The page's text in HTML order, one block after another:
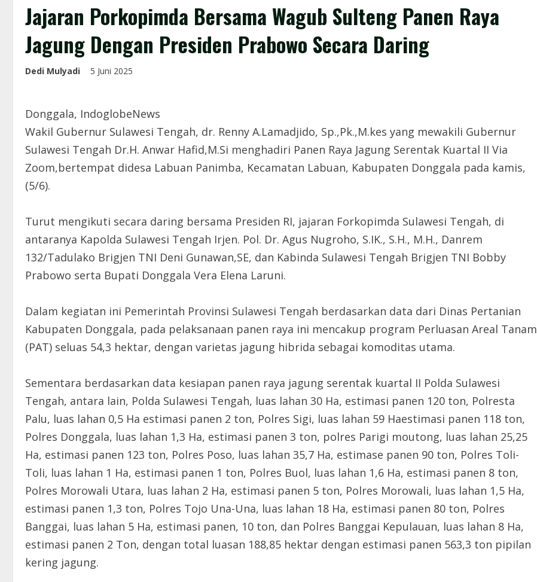
Jajaran Porkopimda Bersama Wagub Sulteng Panen Raya
Jagung Dengan Presiden Prabowo Secara Daring
Dedi Mulyadi 5 Juni 2025
Donggala, IndoglobeNews
Wakil Gubernur Sulawesi Tengah, dr. Renny A.Lamadjido, Sp.,Pk.,M.kes yang mewakili Gubernur
Sulawesi Tengah Dr.H. Anwar Hafid,M.Si menghadiri Panen Raya Jagung Serentak Kuartal II Via
Zoom,bertempat didesa Labuan Panimba, Kecamatan Labuan, Kabupaten Donggala pada kamis,
(5/6).
Turut mengikuti secara daring bersama Presiden RI, jajaran Forkopimda Sulawesi Tengah, di
antaranya Kapolda Sulawesi Tengah Irjen. Pol. Dr. Agus Nugroho, S.IK., S.H., M.H., Danrem
132/Tadulako Brigjen TNI Deni Gunawan,SE, dan Kabinda Sulawesi Tengah Brigjen TNI Bobby
Prabowo serta Bupati Donggala Vera Elena Laruni.
Dalam kegiatan ini Pemerintah Provinsi Sulawesi Tengah berdasarkan data dari Dinas Pertanian
Kabupaten Donggala, pada pelaksanaan panen raya ini mencakup program Perluasan Areal Tanam
(PAT) seluas 54,3 hektar, dengan varietas jagung hibrida sebagai komoditas utama.
Sementara berdasarkan data kesiapan panen raya jagung serentak kuartal II Polda Sulawesi
Tengah, antara lain, Polda Sulawesi Tengah, luas lahan 30 Ha, estimasi panen 120 ton, Polresta
Palu, luas lahan 0,5 Ha estimasi panen 2 ton, Polres Sigi, luas lahan 59 Haestimasi panen 118 ton,
Polres Donggala, luas lahan 1,3 Ha, estimasi panen 3 ton, polres Parigi moutong, luas lahan 25,25
Ha, estimasi panen 123 ton, Polres Poso, luas lahan 35,7 Ha, estimase panen 90 ton, Polres Toli-
Toli, luas lahan 1 Ha, estimasi panen 1 ton, Polres Buol, luas lahan 1,6 Ha, estimasi panen 8 ton,
Polres Morowali Utara, luas lahan 2 Ha, estimasi panen 5 ton, Polres Morowali, luas lahan 1,5 Ha,
estimasi panen 1,3 ton, Polres Tojo Una-Una, luas lahan 18 Ha, estimasi panen 80 ton, Polres
Banggai, luas lahan 5 Ha, estimasi panen, 10 ton, dan Polres Banggai Kepulauan, luas lahan 8 Ha,
estimasi panen 2 Ton, dengan total luasan 188,85 hektar dengan estimasi panen 563,3 ton pipilan
kering jagung.